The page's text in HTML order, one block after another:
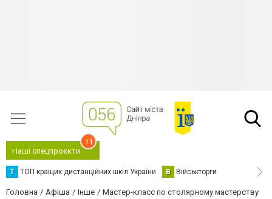
Наші спецпроєкти
11
Т ТОП кращих дистанційних шкіл України В Військторги
Головна Афіша Інше Мастер-класс по столярному мастерству